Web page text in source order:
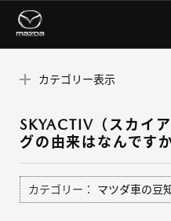
カテゴリー表示
SKYACTIV（スカイ
グの由来はなんです
カテゴリー： マツダ車の豆